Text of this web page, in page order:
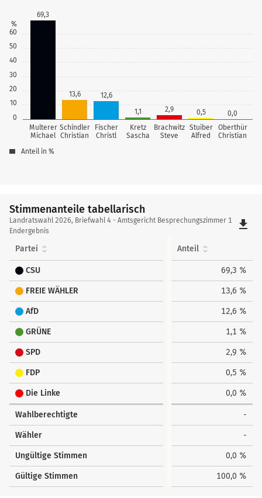
0
10
20
30
40
50
60
%
Multerer
Michael
Schindler
Christian
Fischer
Christl
Kretz
Sascha
Brachwitz
Steve
Stuiber
Alfred
Oberthür
Christian
69,3
13,6
12,6
1,1
2,9 0,5 0,0
Anteil in %
Stimmenanteile tabellarisch
Stimmenanteile
tabellarisch
Landratswahl 2026, Briefwahl 4 - Amtsgericht Besprechungszimmer 1
Endergebnis
file_download
Partei Anteil
CSU 69,3 %
FREIE WÄHLER 13,6 %
AfD 12,6 %
GRÜNE 1,1 %
SPD 2,9 %
FDP 0,5 %
Die Linke 0,0 %
Wahlberechtigte -
Wähler -
Ungültige Stimmen 0,0 %
Gültige Stimmen 100,0 %